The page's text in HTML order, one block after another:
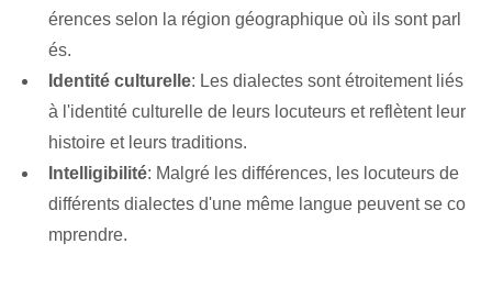
érences selon la région géographique où ils sont parl
és.
Identité culturelle: Les ⁤dialectes sont étroitement liés
à l'identité culturelle de leurs ⁤locuteurs et reflètent leur
histoire et leurs traditions.
Intelligibilité: Malgré les différences, les locuteurs de
différents dialectes d'une même langue peuvent se co
mprendre.